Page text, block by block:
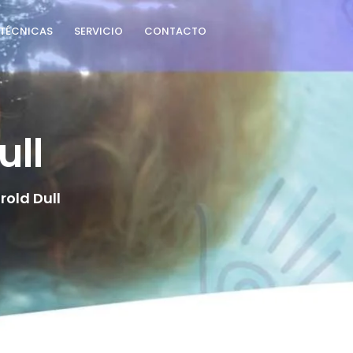
SERVICIO CONTACTO
Dull